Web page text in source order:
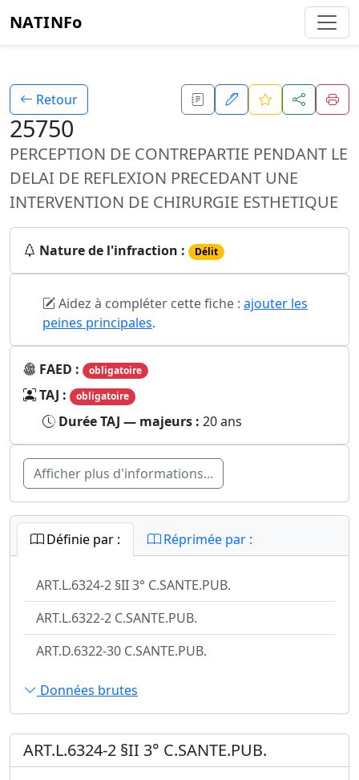
NATINFo
Retour
25750
PERCEPTION DE CONTREPARTIE PENDANT LE
DELAI DE REFLEXION PRECEDANT UNE
INTERVENTION DE CHIRURGIE ESTHETIQUE
Nature de l'infraction : Délit
Aidez à compléter cette fiche : ajouter les
peines principales.
FAED : obligatoire
TAJ : obligatoire
Durée TAJ — majeurs : 20 ans
Afficher plus d'informations...
Définie par : Réprimée par :
ART.L.6324-2 §II 3° C.SANTE.PUB.
ART.L.6322-2 C.SANTE.PUB.
ART.D.6322-30 C.SANTE.PUB.
Données brutes
ART.L.6324-2 §II 3° C.SANTE.PUB.